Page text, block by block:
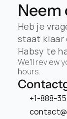
Neem
Heb je
staat klaar
Habsy te
We'll review
hours.
+1-888-